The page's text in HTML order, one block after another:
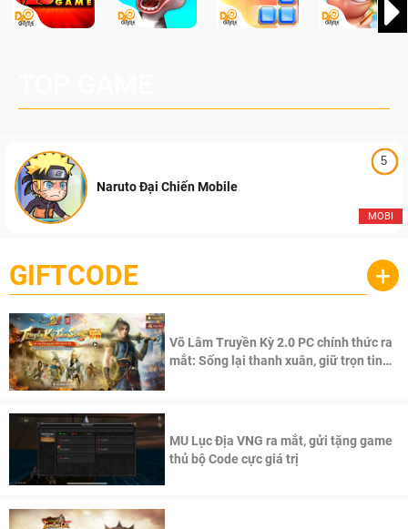
5
MOBI
Naruto Đại Chiến Mobile
GIFTCODE +
Võ Lâm Truyền Kỳ 2.0 PC chính thức ra
mắt: Sống lại thanh xuân, giữ trọn tinh
MU Lục Địa VNG ra mắt, gửi tặng game
thủ bộ Code cực giá trị